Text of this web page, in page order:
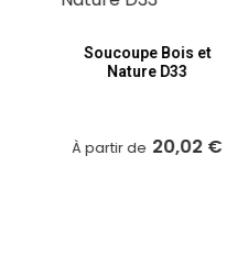
Soucoupe Bois et
Nature D33
À partir de 20,02 €